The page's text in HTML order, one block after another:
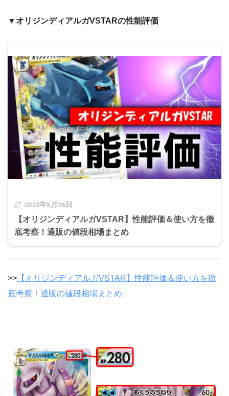
▼オリジンディアルガVSTARの性能評価
2022年5月26日
【オリジンディアルガVSTAR】性能評価＆使い方を徹
底考察！通販の値段相場まとめ
>> 【オリジンディアルガVSTAR】性能評価＆使い方を徹
底考察！通販の値段相場まとめ